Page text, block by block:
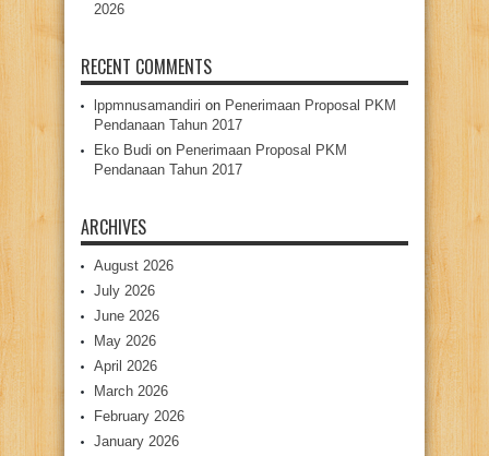
2026
RECENT COMMENTS
lppmnusamandiri on Penerimaan Proposal PKM
Pendanaan Tahun 2017
Eko Budi on Penerimaan Proposal PKM
Pendanaan Tahun 2017
ARCHIVES
August 2026
July 2026
June 2026
May 2026
April 2026
March 2026
February 2026
January 2026